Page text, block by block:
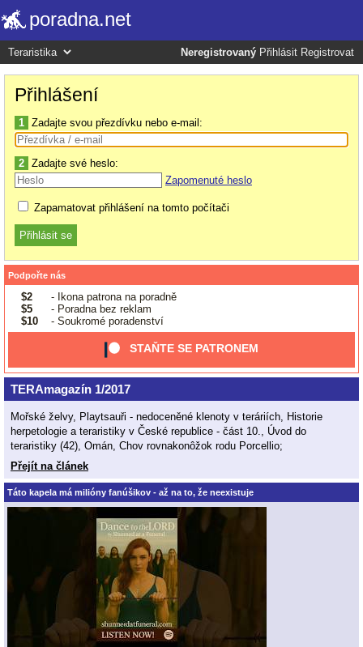
poradna.net
Neregistrovaný Přihlásit Registrovat
Přihlášení
1 Zadajte svou přezdívku nebo e-mail:
2 Zadajte své heslo:
Zapomenuté heslo
Zapamatovat přihlášení na tomto počítači
Podpořte nás
$2
- Ikona patrona na poradně
$5
- Poradna bez reklam
$10
- Soukromé poradenství
STAŇTE SE PATRONEM
TERAmagazín 1/2017
Mořské želvy, Playtsauři - nedoceněné klenoty v teráriích, Historie
herpetologie a teraristiky v České republice - část 10., Úvod do
teraristiky (42), Omán, Chov rovnakonôžok rodu Porcellio;
Přejít na článek
Táto kapela má milióny fanúšikov - až na to, že neexistuje